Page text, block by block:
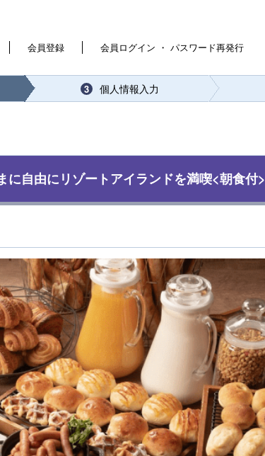
会員登録 会員ログイン ・ パスワード再発行
3 個人情報入力
に自由にリゾートアイランドを満喫<朝食付>